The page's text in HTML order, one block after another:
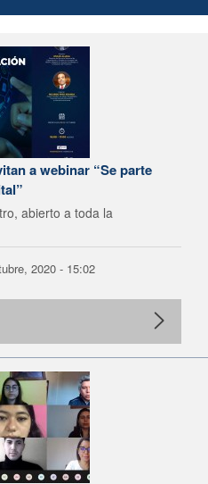
a webinar “Se parte
abierto a toda la
2020 - 15:02